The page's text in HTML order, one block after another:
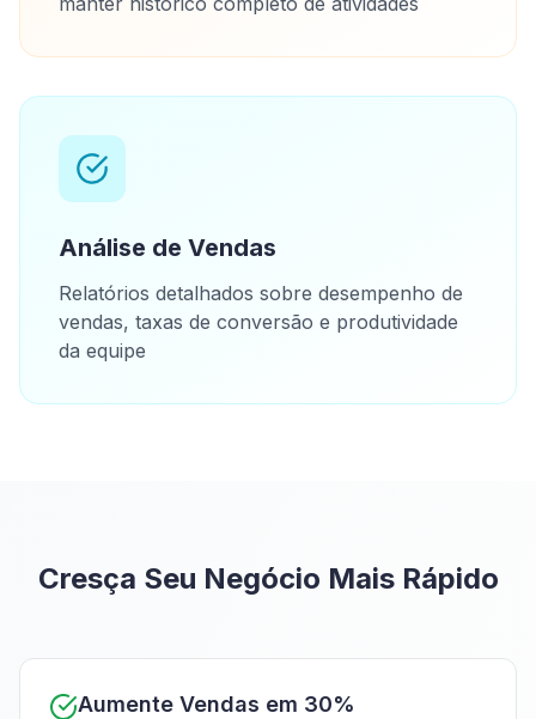
Análise de Vendas
Relatórios detalhados sobre desempenho de
vendas, taxas de conversão e produtividade
da equipe
Cresça Seu Negócio Mais Rápido
Aumente Vendas em 30%